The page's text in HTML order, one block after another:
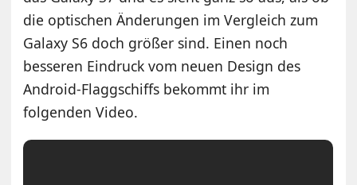
die optischen Änderungen im Vergleich zum
Galaxy S6 doch größer sind. Einen noch
besseren Eindruck vom neuen Design des
Android-Flaggschiffs bekommt ihr im
folgenden Video.